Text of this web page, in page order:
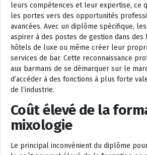
leurs compétences et leur expertise, ce
les portes vers des opportunités
avancées. Avec un diplôme spécifique,
aspirer à des postes de gestion dans des
hôtels de luxe ou même créer leur
services de bar. Cette reconnaissance
aux barmans de se démarquer sur le
d’accéder à des fonctions à plus forte
de l’industrie.
Coût élevé de la
mixologie
Le principal inconvénient du diplôme